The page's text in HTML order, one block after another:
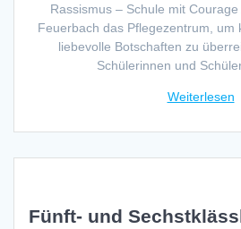
Rassismus – Schule mit Courage
Feuerbach das Pflegezentrum, um
liebevolle Botschaften zu
Schülerinnen und
Weiterlesen
Fünft- und